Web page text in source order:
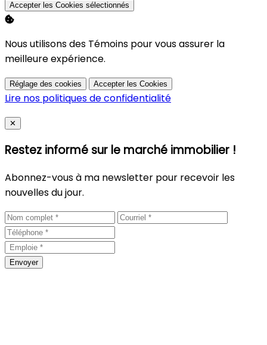
Accepter les Cookies sélectionnés
Nous utilisons des Témoins pour vous assurer la
meilleure expérience.
Réglage des cookies Accepter les Cookies
Lire nos politiques de confidentialité
Close
✕
Restez informé sur le marché immobilier !
Abonnez-vous à ma newsletter pour recevoir les
nouvelles du jour.
Envoyer